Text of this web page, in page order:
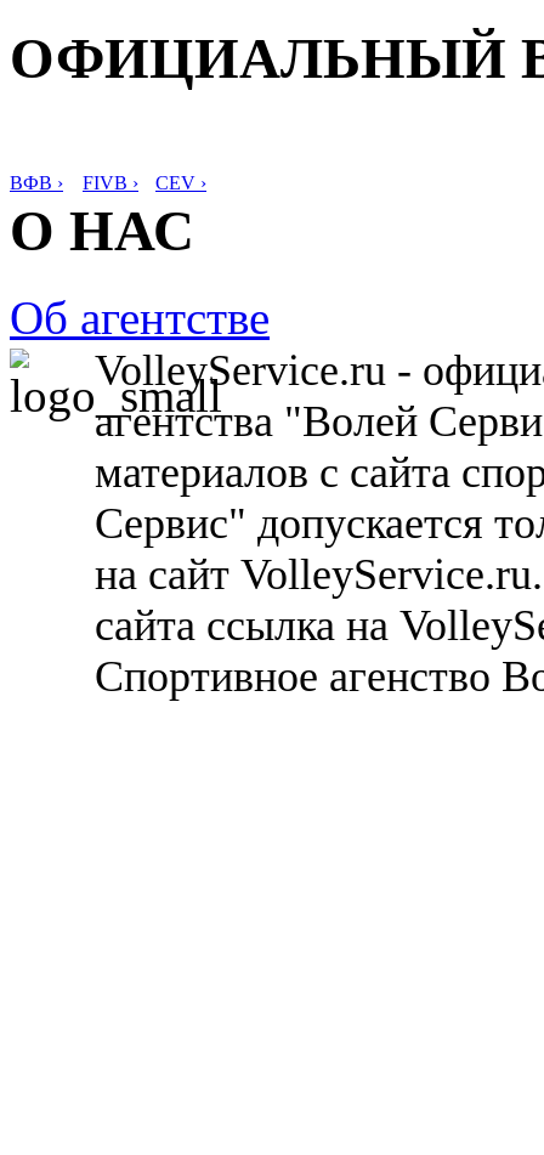
ОФИЦИАЛЬНЫЙ
ВФВ › FIVB › CEV ›
О НАС
Об агентстве
VolleyService.ru -
агентства "Волей
материалов с сайта
Сервис" допускается
на сайт
сайта ссылка на
Спортивное агенство